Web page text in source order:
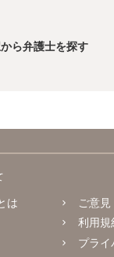
ら弁護士を探す
は
ご意見
利用規
プライ